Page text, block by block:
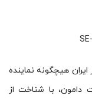
هیچگونه نماینده
با شناخت از